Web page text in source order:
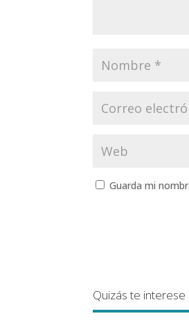
Guarda mi
Quizás te